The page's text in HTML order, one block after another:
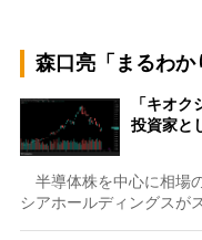
森口亮「まるわか
「キオ
投資家と
半導体株を中心に相場
シアホールディングスが